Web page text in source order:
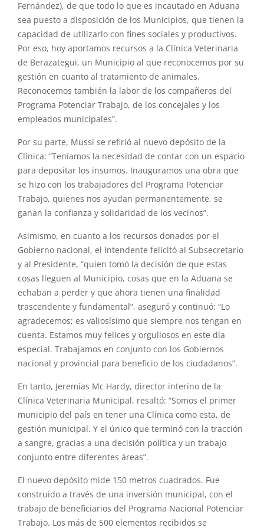
Fernández), de que todo lo que es incautado en Aduana
sea puesto a disposición de los Municipios, que tienen la
capacidad de utilizarlo con fines sociales y productivos.
Por eso, hoy aportamos recursos a la Clínica Veterinaria
de Berazategui, un Municipio al que reconocemos por su
gestión en cuanto al tratamiento de animales.
Reconocemos también la labor de los compañeros del
Programa Potenciar Trabajo, de los concejales y los
empleados municipales”.
Por su parte, Mussi se refirió al nuevo depósito de la
Clínica: “Teníamos la necesidad de contar con un espacio
para depositar los insumos. Inauguramos una obra que
se hizo con los trabajadores del Programa Potenciar
Trabajo, quienes nos ayudan permanentemente, se
ganan la confianza y solidaridad de los vecinos”.
Asimismo, en cuanto a los recursos donados por el
Gobierno nacional, el Intendente felicitó al Subsecretario
y al Presidente, “quien tomó la decisión de que estas
cosas lleguen al Municipio, cosas que en la Aduana se
echaban a perder y que ahora tienen una finalidad
trascendente y fundamental”, aseguró y continuó: “Lo
agradecemos; es valiosísimo que siempre nos tengan en
cuenta. Estamos muy felices y orgullosos en este día
especial. Trabajamos en conjunto con los Gobiernos
nacional y provincial para beneficio de los ciudadanos”.
En tanto, Jeremías Mc Hardy, director interino de la
Clínica Veterinaria Municipal, resaltó: “Somos el primer
municipio del país en tener una Clínica como esta, de
gestión municipal. Y el único que terminó con la tracción
a sangre, gracias a una decisión política y un trabajo
conjunto entre diferentes áreas”.
El nuevo depósito mide 150 metros cuadrados. Fue
construido a través de una inversión municipal, con el
trabajo de beneficiarios del Programa Nacional Potenciar
Trabajo. Los más de 500 elementos recibidos se